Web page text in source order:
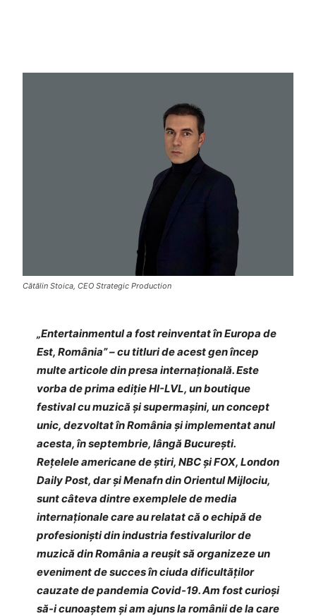
Cătălin Stoica, CEO Strategic Production
„Entertainmentul a fost reinventat în Europa de
Est, România” – cu titluri de acest gen încep
multe articole din presa internațională. Este
vorba de prima ediție HI-LVL, un boutique
festival cu muzică și supermașini, un concept
unic, dezvoltat în România și implementat anul
acesta, în septembrie, lângă București.
Rețelele americane de știri, NBC și FOX, London
Daily Post, dar și Menafn din Orientul Mijlociu,
sunt câteva dintre exemplele de media
internaționale care au relatat că o echipă de
profesioniști din industria festivalurilor de
muzică din România a reușit să organizeze un
eveniment de succes în ciuda dificultăților
cauzate de pandemia Covid-19. Am fost curioși
să-i cunoaștem și am ajuns la românii de la care